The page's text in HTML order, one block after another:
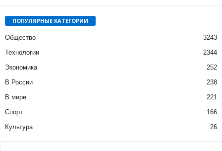
ПОПУЛЯРНЫЕ КАТЕГОРИИ
Общество
3243
Технологии
2344
Экономика
252
В России
238
В мире
221
Спорт
166
Культура
26